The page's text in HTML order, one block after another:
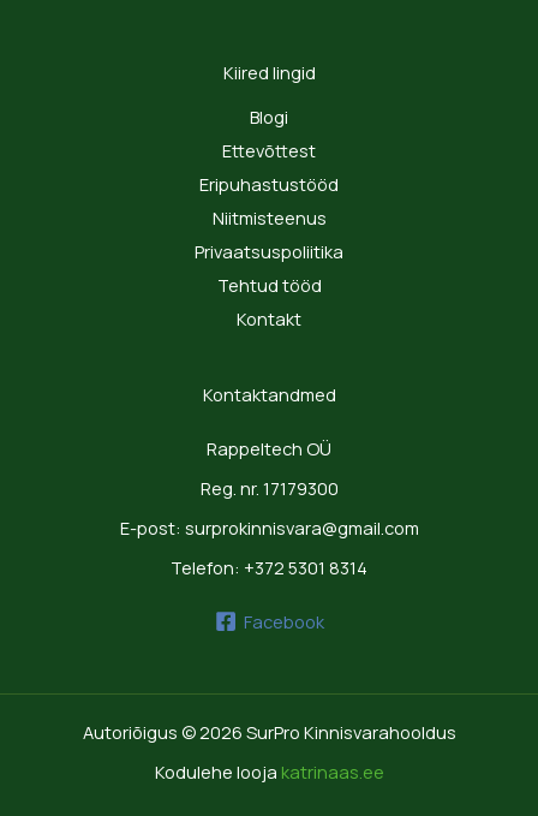
Kiired lingid
Blogi
Ettevõttest
Eripuhastustööd
Niitmisteenus
Privaatsuspoliitika
Tehtud tööd
Kontakt
Kontaktandmed
Rappeltech OÜ
Reg. nr. 17179300
E-post: surprokinnisvara@gmail.com
Telefon: +372 5301 8314
Facebook
Autoriõigus © 2026 SurPro Kinnisvarahooldus
Kodulehe looja katrinaas.ee